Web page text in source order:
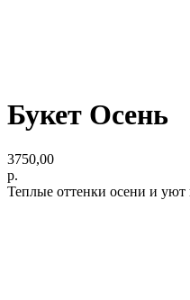
Букет Осень
3750,00
р.
Теплые оттенки осени и уют